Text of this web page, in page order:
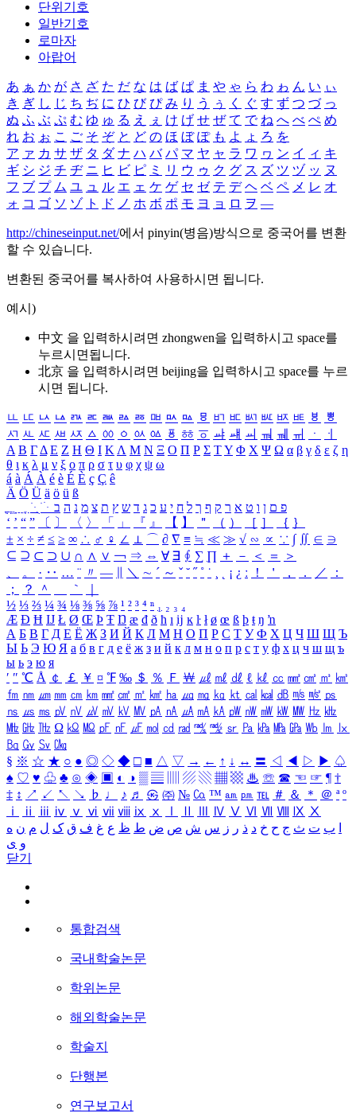
단위기호
일반기호
로마자
아랍어
あ ぁ か が さ ざ た だ な は ば ぱ ま や ゃ ら わ ゎ ん い ぃ
き ぎ し じ ち ぢ に ひ び ぴ み り う ぅ く ぐ す ず つ づ っ
ぬ ふ ぶ ぷ む ゆ ゅ る え ぇ け げ せ ぜ て で ね へ べ ぺ め
れ お ぉ こ ご そ ぞ と ど の ほ ぼ ぽ も よ ょ ろ を
ア ァ カ サ ザ タ ダ ナ ハ バ パ マ ヤ ャ ラ ワ ヮ ン イ ィ キ
ギ シ ジ チ ヂ ニ ヒ ビ ピ ミ リ ウ ゥ ク グ ス ズ ツ ヅ ッ ヌ
フ ブ プ ム ユ ュ ル エ ェ ケ ゲ セ ゼ テ デ ヘ ベ ペ メ レ オ
ォ コ ゴ ソ ゾ ト ド ノ ホ ボ ポ モ ヨ ョ ロ ヲ ―
http://chineseinput.net/에서 pinyin(병음)방식으로 중국어를 변환
할 수 있습니다.
변환된 중국어를 복사하여 사용하시면 됩니다.
예시)
中文 을 입력하시려면 zhongwen을 입력하시고 space를
누르시면됩니다.
北京 을 입력하시려면 beijing을 입력하시고 space를 누르
시면 됩니다.
ㅥ ㅦ ㅧ ㅨ ㅩ ㅪ ㅫ ㅬ ㅭ ㅮ ㅯ ㅰ ㅱ ㅲ ㅳ ㅴ ㅵ ㅶ ㅷ ㅸ
ㅹ
ㅺ ㅻ ㅼ ㅽ ㅾ ㅿ ㆀ ㆁ ㆂ ㆃ ㆄ ㆅ ㆆ ㆇ ㆈ ㆉ ㆊ ㆋ ㆌ ㆍ
ㆎ
Α Β ΓΔ Ε Ζ Η Θ Ι ΚΛ Μ Ν Ξ Ο Π Ρ Σ ΤΥ Φ Χ Ψ Ω α β γ δ ε ζ η
θ ι κ λ μ ν ξ ο π ρ σ τ υ φ χ ψ ω
á à Á À é è É È ç Ç ê
Ä Ö Ü ä ö ü ß
ִֶֹ ֻּ ׁׂ פ ם ן ו ט א ר ק ף ך ל ח י ע כ ג ד ש ץ ת צ מ נ ה ב
‘ ’ “ ” 〔 〕 〈 〉 「 」 『 』 【 】 ＂ （ ） ［ ］ ｛ ｝
± × ÷ ≠ ≤ ≥ ∞ ∴ ♂ ♀ ∠ ⊥ ⌒ ∂ ∇ ≡ ≒ ≪ ≫ √ ∽ ∝ ∵ ∫ ∬ ∈ ∋
⊆ ⊇ ⊂ ⊃ ∪ ∩ ∧ ∨ ￢ ⇒ ⇔ ∀ ∃ ∮ ∑ ∏ ＋ － ＜ ＝
＞
、
。 · ‥ … ¨ 〃 ― ＼ ∼ ´ ～ ˇ ˘ ˝ ˚ ˙ ¸ ¡ ¿ ː ！ ＇ ， ． ／
：
；
？ ＾ ｀
½ ⅓ ⅔ ¼ ¾ ⅛ ⅜ ⅝ ⅞ ¹ ² ³ ⁴ ⁿ ₁ ₂ ₃ ₄
Æ Ð Ħ Ĳ Ł Ø Œ Þ Ŧ Ŋ æ đ ð ħ ı ĳ ĸ ŀ ł ø œ ß þ ŧ ŋ ŉ
А Б В Г Д Е Ё Ж З И Й К Л М Н О П Р С Т У Ф Х Ц Ч Ш Щ Ъ
Ы Ь Э Ю Я а б в г д е ё ж з и й к л м н о п р с т у ф х ц ч ш щ ъ
ы ь э ю я
′ ″ ℃ Å ￠ ￡ ￥ ¤ ℉ ‰ ＄ ％ Ｆ ￦ ㎕ ㎖ ㎗ ℓ ㎘ ㏄ ㎣ ㎤ ㎥ ㎦
㎙ ㎚ ㎛ ㎜ ㎝ ㎞ ㎟ ㎠ ㎡ ㎢ ㏊ ㎍ ㎎ ㎏ ㏏ ㎈ ㎉ ㏈ ㎧ ㎨ ㎰
㎱ ㎲ ㎳ ㎴ ㎵ ㎶ ㎷ ㎸ ㎹ ㎀ ㎁ ㎂ ㎃ ㎄ ㎺ ㎻ ㎽ ㎾ ㎿ ㎐ ㎑
㎒ ㎓ ㎔ Ω ㏀ ㏁ ㎊ ㎋ ㎌ ㏖ ㏅ ㎭ ㎮ ㎯ ㏛ ㎩ ㎪ ㎫ ㎬ ㏝ ㏐
㏓
㏃ ㏉ ㏜ ㏆
§ ※ ☆ ★ ○ ● ◎ ◇ ◆ □ ■ △ ▽ → ← ↑ ↓ ↔ 〓 ◁ ◀ ▷ ▶ ♤
♠ ♡ ♥ ♧ ♣ ⊙ ◈ ▣ ◐ ◑ ▒ ▤ ▨ ▧ ▦ ▩ ♨ ☏ ☎ ☜ ☞ ¶ †
‡ ↕ ↗ ↙ ↖ ↘ ♭ ♩ ♪ ♬ ㉿ ㈜ № ㏇ ™ ㏂ ㏘ ℡ ＃ ＆ ＊ ＠ ª º
ⅰ
ⅱ ⅲ ⅳ ⅴ ⅵ ⅶ ⅷ ⅸ ⅹ Ⅳ Ⅴ Ⅵ Ⅶ Ⅷ Ⅸ Ⅹ
ب ت ث ج ح خ د ذ ر ز س ش ص ض ط ظ ع غ ف ق ک ل م ن ه
و ی
닫기
통합검색
국내학술논문
학위논문
해외학술논문
학술지
단행본
연구보고서